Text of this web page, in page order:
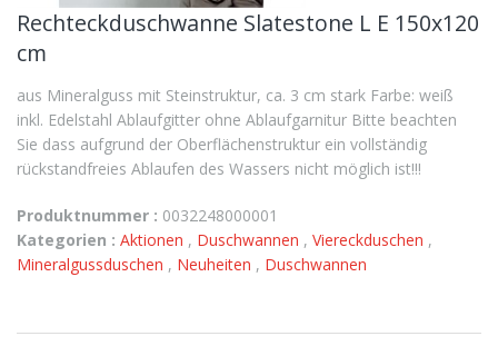
Rechteckduschwanne Slatestone L E 150x120
cm
aus Mineralguss mit Steinstruktur, ca. 3 cm stark Farbe: weiß
inkl. Edelstahl Ablaufgitter ohne Ablaufgarnitur Bitte beachten
Sie dass aufgrund der Oberflächenstruktur ein vollständig
rückstandfreies Ablaufen des Wassers nicht möglich ist!!!
Produktnummer : 0032248000001
Kategorien : Aktionen , Duschwannen , Viereckduschen ,
Mineralgussduschen , Neuheiten , Duschwannen